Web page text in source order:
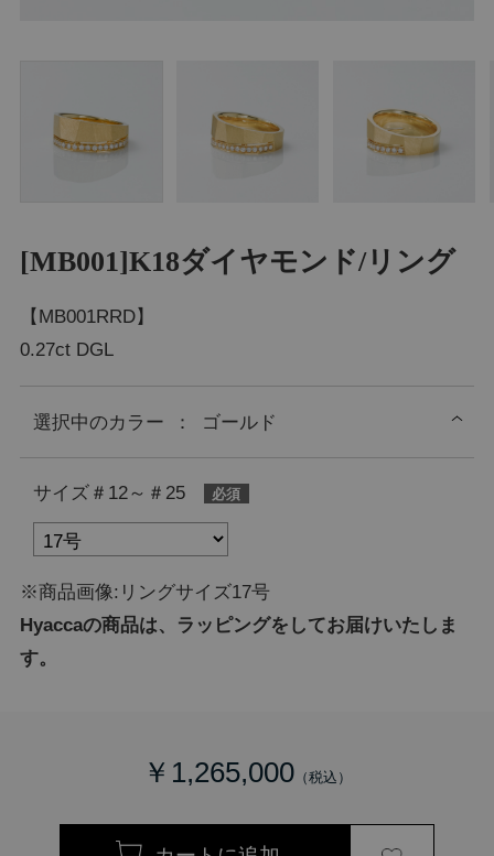
[MB001]K18ダイヤモンド/リング
【MB001RRD】
0.27ct DGL
選択中のカラー ： ゴールド
サイズ＃12～＃25
※商品画像:リングサイズ17号
Hyaccaの商品は、ラッピングをしてお届けいたしま
す。
￥1,265,000